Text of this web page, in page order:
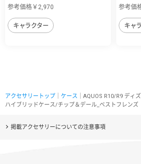
参考価格￥2,970
キャラクター
参考価
キャ
アクセサリートップ ケース ｜AQUOS R10/R9 デ
ハイブリッドケース/チップ＆デール_ベストフレンズ
掲載アクセサリーについての注意事項